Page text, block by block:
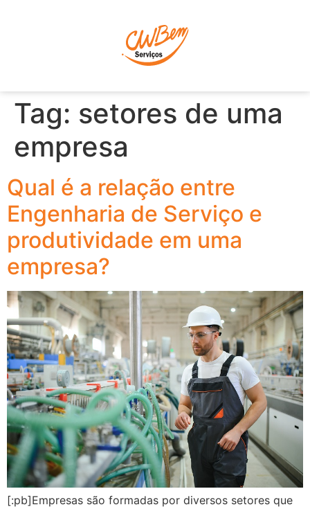
Tag: setores de uma
empresa
Qual é a relação entre
Engenharia de Serviço e
produtividade em uma
empresa?
[:pb]Empresas são formadas por diversos setores que